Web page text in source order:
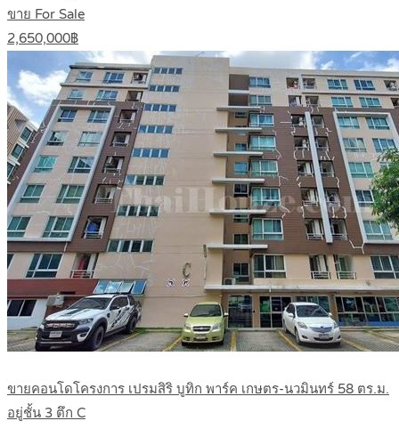
ขาย For Sale
2,650,000฿
ขายคอนโดโครงการ เปรมสิริ บูทิก พาร์ค เกษตร-นวมินทร์ 58 ตร.ม.
อยู่ชั้น 3 ตึก C